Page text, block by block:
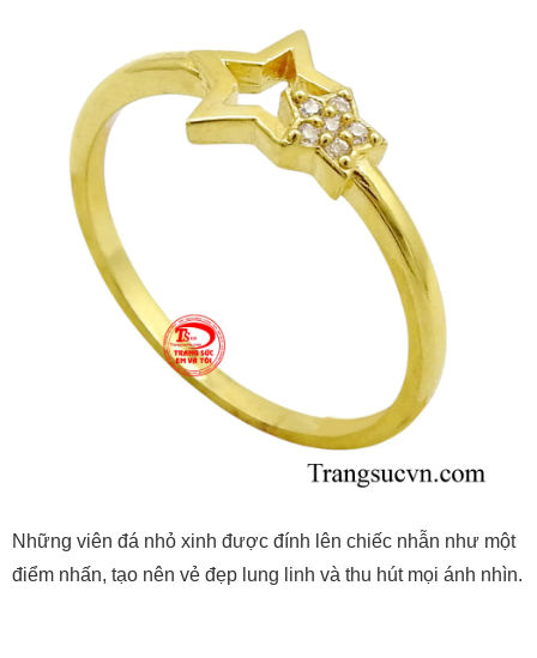
Những viên đá nhỏ xinh được đính lên chiếc nhẫn như một
điểm nhấn, tạo nên vẻ đẹp lung linh và thu hút mọi ánh nhìn.